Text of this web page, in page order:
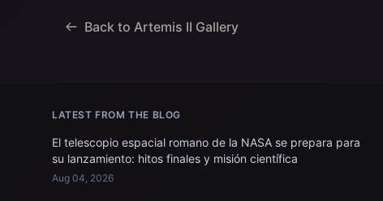
Back to Artemis II Gallery
LATEST FROM THE BLOG
El telescopio espacial romano de la NASA se prepara para
su lanzamiento: hitos finales y misión científica
Aug 04, 2026